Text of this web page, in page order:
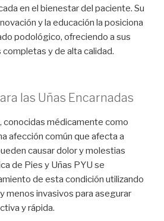
en el bienestar del paciente. Su
y la educación la posiciona
podológico, ofreciendo a sus
y de alta calidad.
las Uñas Encarnadas
conocidas médicamente como
afección común que afecta a
causar dolor y molestias
de Pies y Uñas PYU se
de esta condición utilizando
menos invasivos para asegurar
y rápida.